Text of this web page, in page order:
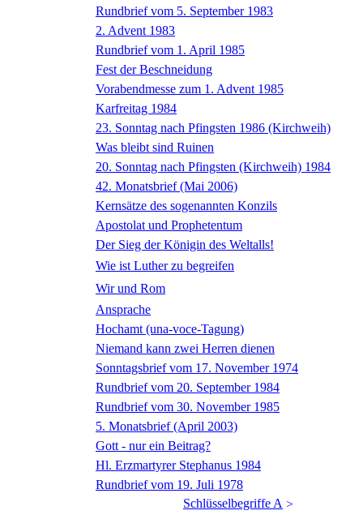
Rundbrief vom 5. September 1983
2. Advent 1983
Rundbrief vom 1. April 1985
Fest der Beschneidung
Vorabendmesse zum 1. Advent 1985
Karfreitag 1984
23. Sonntag nach Pfingsten 1986 (Kirchweih)
Was bleibt sind Ruinen
20. Sonntag nach Pfingsten (Kirchweih) 1984
42. Monatsbrief (Mai 2006)
Kernsätze des sogenannten Konzils
Apostolat und Prophetentum
Der Sieg der Königin des Weltalls!
Wie ist Luther zu begreifen
Wir und Rom
Ansprache
Hochamt (una-voce-Tagung)
Niemand kann zwei Herren dienen
Sonntagsbrief vom 17. November 1974
Rundbrief vom 20. September 1984
Rundbrief vom 30. November 1985
5. Monatsbrief (April 2003)
Gott - nur ein Beitrag?
Hl. Erzmartyrer Stephanus 1984
Rundbrief vom 19. Juli 1978
Schlüsselbegriffe A